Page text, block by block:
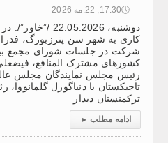
🕔17:30, 22.مه 2026
دوشنبه، 22.05.2026
کاری به شهر سن پترزبورگ،
شرکت در جلسات شورای مجمع
کشورهای مشترک المنافع،
رئیس مجلس نمایندگان مجلس
تاجیکستان با دنیاگوزل گلمانووا،
ترکمنستان دیدار
ادامه مطلب ▸